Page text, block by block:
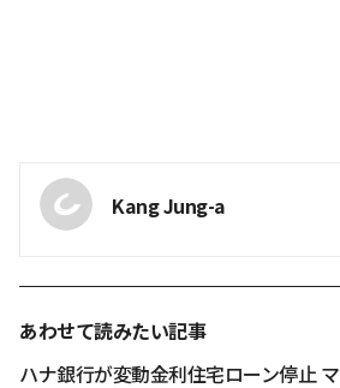
Kang Jung-a
あわせて読みたい記事
ハナ銀行が変動金利住宅ローン停止 マ